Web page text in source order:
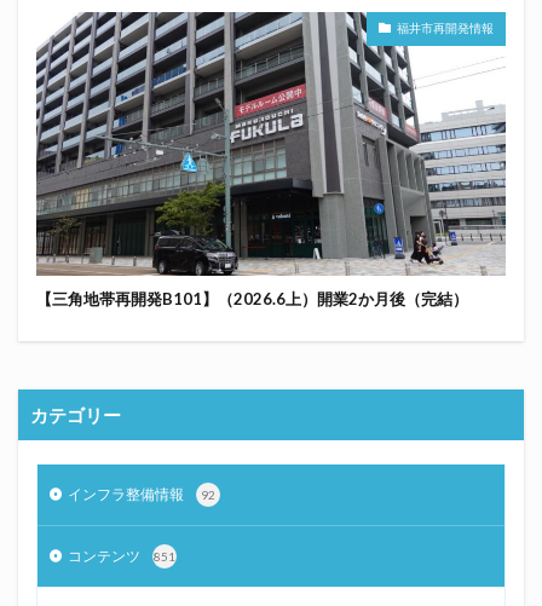
福井市再開発情報
【三角地帯再開発B101】（2026.6上）開業2か月後（完結）
カテゴリー
インフラ整備情報 92
コンテンツ 851